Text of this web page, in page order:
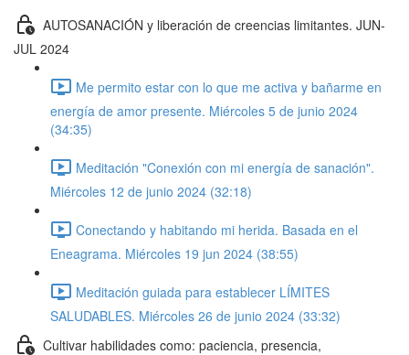
AUTOSANACIÓN y liberación de creencias limitantes. JUN-
JUL 2024
Me permito estar con lo que me activa y bañarme en
energía de amor presente. Miércoles 5 de junio 2024
(34:35)
Meditación "Conexión con mi energía de sanación".
Miércoles 12 de junio 2024 (32:18)
Conectando y habitando mi herida. Basada en el
Eneagrama. Miércoles 19 jun 2024 (38:55)
Meditación guiada para establecer LÍMITES
SALUDABLES. Miércoles 26 de junio 2024 (33:32)
Cultivar habilidades como: paciencia, presencia,